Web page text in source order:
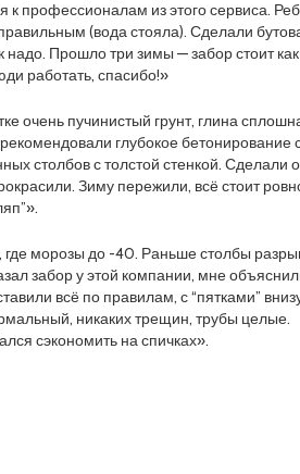
к профессионалам из этого сервиса.
(вода стояла). Сделали
надо. Прошло три зимы — забор стоит как
работать, спасибо!»
очень пучинистый грунт, глина
глубокое бетонирование
столбов с толстой стенкой. Сделали
Зиму пережили, всё стоит
морозы до -40. Раньше столбы
забор у этой компании, мне
всё по правилам, с “пятками”
никаких трещин, трубы целые.
сэкономить на спичках».